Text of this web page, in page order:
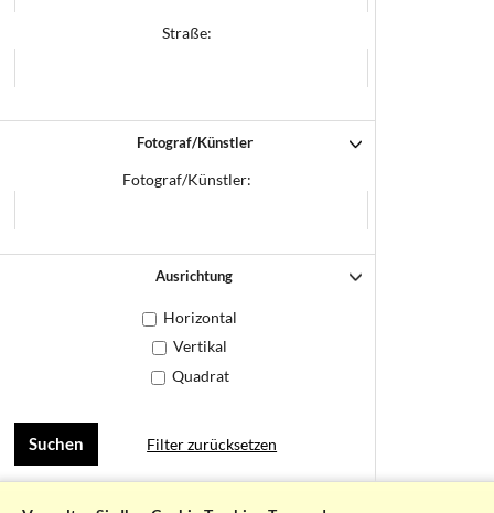
Straße:
Fotograf/Künstler
Fotograf/Künstler:
Ausrichtung
Horizontal
Vertikal
Quadrat
Filter zurücksetzen